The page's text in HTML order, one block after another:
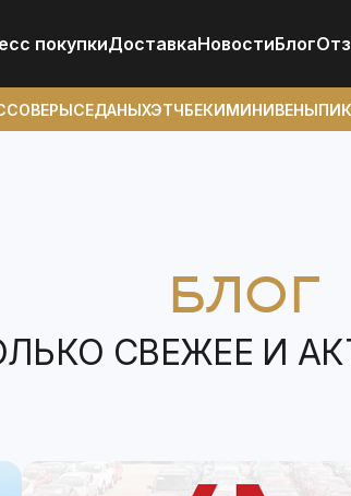
покупкиДоставкаНовостиБлог
СЕДАНЫХЭТЧБЕКИМИНИВЕНЫ
БЛОГ
СВЕЖЕЕ И